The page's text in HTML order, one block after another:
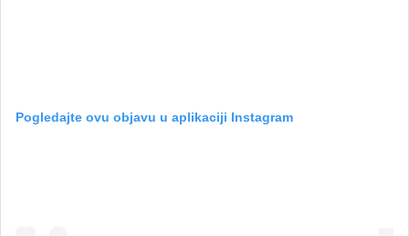
Pogledajte ovu objavu u aplikaciji Instagram